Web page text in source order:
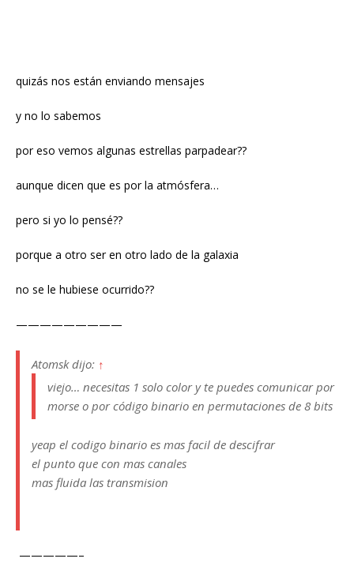
quizás nos están enviando mensajes
y no lo sabemos
por eso vemos algunas estrellas parpadear??
aunque dicen que es por la atmósfera…
pero si yo lo pensé??
porque a otro ser en otro lado de la galaxia
no se le hubiese ocurrido??
—————————
Atomsk dijo: ↑
viejo… necesitas 1 solo color y te puedes comunicar por
morse o por código binario en permutaciones de 8 bits
yeap el codigo binario es mas facil de descifrar
el punto que con mas canales
mas fluida las transmision
—————–